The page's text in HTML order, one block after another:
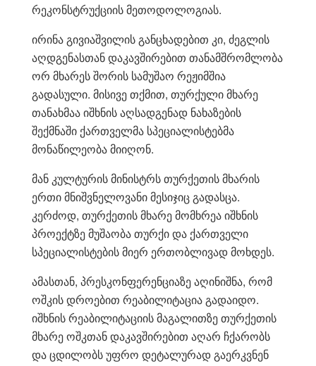
რეკონსტრუქციის მეთოდოლოგიას.
ირინა გივიაშვილის განცხადებით კი, ძეგლის
აღდგენასთან დაკავშირებით თანამშრომლობა
ორ მხარეს შორის სამუშაო რეჟიმშია
გადასული. მისივე თქმით, თურქული მხარე
თანახმაა იშხნის აღსადგენად ნახაზების
შექმნაში ქართველმა სპეციალისტებმა
მონაწილეობა მიიღონ.
მან კულტურის მინისტრს თურქეთის მხარის
ერთი მნიშვნელოვანი მესიჯიც გადასცა.
კერძოდ, თურქეთის მხარე მომხრეა იშხნის
პროექტზე მუშაობა თურქი და ქართველი
სპეციალისტების მიერ ერთობლივად მოხდეს.
ამასთან, პრესკონფერენციაზე აღინიშნა, რომ
ოშკის დროებით რეაბილიტაცია გადაიდო.
იშხნის რეაბილიტაციის მაგალითზე თურქეთის
მხარე ოშკთან დაკავშირებით აღარ ჩქარობს
და ცდილობს უფრო დეტალურად გაერკვნენ